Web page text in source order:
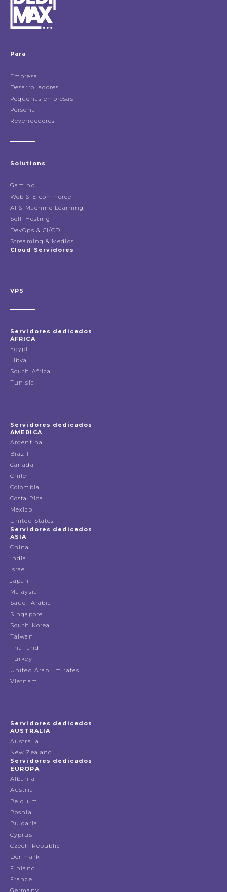
Para
Empresa
Desarrolladores
Pequeñas empresas
Personal
Revendedores
Solutions
Gaming
Web & E-commerce
AI & Machine Learning
Self-Hosting
DevOps & CI/CD
Streaming & Medios
Cloud Servidores
VPS
Servidores dedicados
ÁFRICA
Egypt
Libya
South Africa
Tunisia
Servidores dedicados
AMERICA
Argentina
Brazil
Canada
Chile
Colombia
Costa Rica
Mexico
United States
Servidores dedicados
ASIA
China
India
Israel
Japan
Malaysia
Saudi Arabia
Singapore
South Korea
Taiwan
Thailand
Turkey
United Arab Emirates
Vietnam
Servidores dedicados
AUSTRALIA
Australia
New Zealand
Servidores dedicados
EUROPA
Albania
Austria
Belgium
Bosnia
Bulgaria
Cyprus
Czech Republic
Denmark
Finland
France
Germany